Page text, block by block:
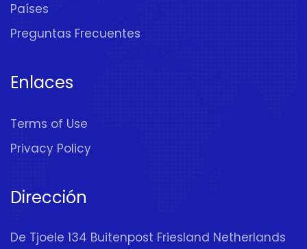
Países
Preguntas Frecuentes
Enlaces
Terms of Use
Privacy Policy
Dirección
De Tjoele 134 Buitenpost Friesland Netherlands